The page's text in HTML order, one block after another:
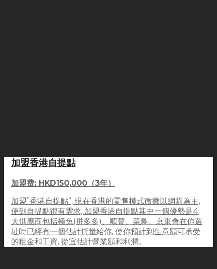
加盟香港自提點
加盟费: HKD150,000（3年）
加盟”香港自提點”, 現在香港的零售模式微微以網購為主,
使到自提點很有需求, 加盟香港自提點其中一個優勢是4
大供應商包括極兔(拼多多)、顺豐、菜鳥、京東會在你選
址時已經有一個估計貨量給你, 使你預計到生意額可承受
的租金和工資, 從宜估計營業額和利潤。